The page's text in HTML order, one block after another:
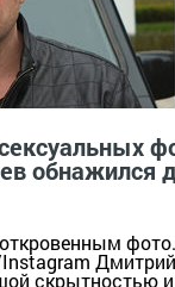
обнажился
фото.
скрытностью